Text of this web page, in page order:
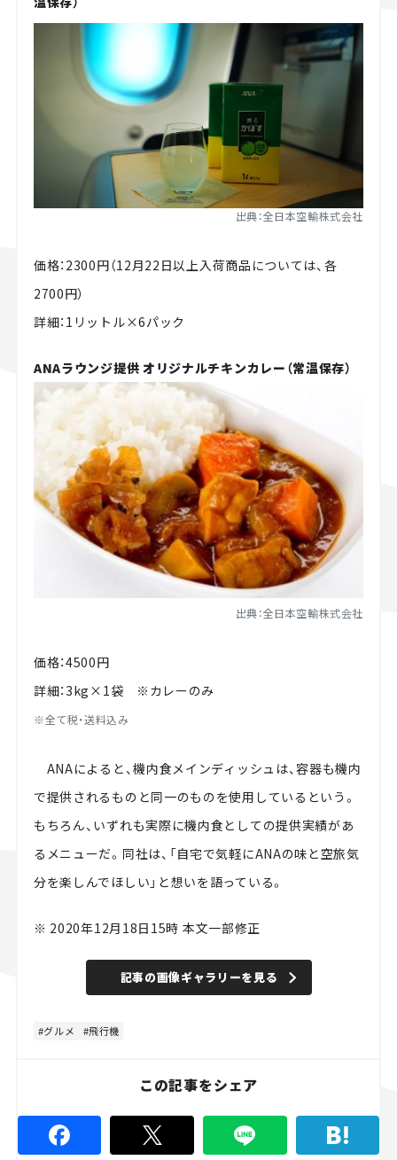
出典：全日本空輸株式会社
価格：2300円（12月22日以上入荷商品については、各
2700円）
詳細：1リットル×6パック
ANAラウンジ提供 オリジナルチキンカレー（常温保存）
出典：全日本空輸株式会社
価格：4500円
詳細：3kg×1袋 ※カレーのみ
※全て税・送料込み
ANAによると、機内食メインディッシュは、容器も機内
で提供されるものと同一のものを使用しているという。
もちろん、いずれも実際に機内食としての提供実績があ
るメニューだ。同社は、「自宅で気軽にANAの味と空旅気
分を楽しんでほしい」と想いを語っている。
※ 2020年12月18日15時 本文一部修正
記事の画像ギャラリーを見る
グルメ 飛行機
この記事をシェア